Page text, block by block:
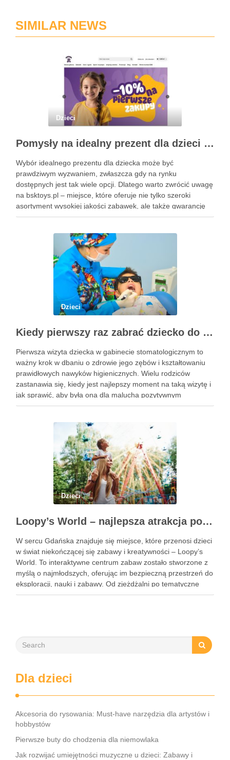
SIMILAR NEWS
Dzieci
Pomysły na idealny prezent dla dzieci z BSKToys
Wybór idealnego prezentu dla dziecka może być
prawdziwym wyzwaniem, zwłaszcza gdy na rynku
dostępnych jest tak wiele opcji. Dlatego warto zwrócić uwagę
na bsktoys.pl – miejsce, które oferuje nie tylko szeroki
asortyment wysokiej jakości zabawek, ale także gwarancję
bezpieczeństwa i trwałości. Każdy rodzic pragnie, aby jego
Dzieci
Kiedy pierwszy raz zabrać dziecko do dentysty? Wskazówki dla rodziców
Pierwsza wizyta dziecka w gabinecie stomatologicznym to
ważny krok w dbaniu o zdrowie jego zębów i kształtowaniu
prawidłowych nawyków higienicznych. Wielu rodziców
zastanawia się, kiedy jest najlepszy moment na taką wizytę i
jak sprawić, aby była ona dla malucha pozytywnym
doświadczeniem. Na te pytania odpowiada doświadczony
Dzieci
Loopy’s World – najlepsza atrakcja pod dachem dla dzieci w Gdańsku
W sercu Gdańska znajduje się miejsce, które przenosi dzieci
w świat niekończącej się zabawy i kreatywności – Loopy’s
World. To interaktywne centrum zabaw zostało stworzone z
myślą o najmłodszych, oferując im bezpieczną przestrzeń do
eksploracji, nauki i zabawy. Od zjeżdżalni po tematyczne
strefy, Loopy’s World zaspokaja różnorodne potrzeby dzieci,
Dla dzieci
Akcesoria do rysowania: Must-have narzędzia dla artystów i
hobbystów
Pierwsze buty do chodzenia dla niemowlaka
Jak rozwijać umiejętności muzyczne u dzieci: Zabawy i